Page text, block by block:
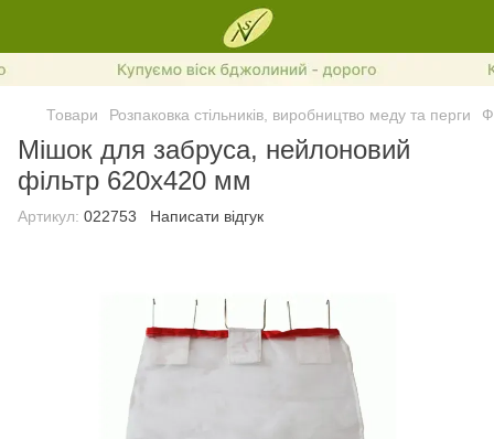
Товари Розпаковка стільників, виробництво меду та перги
Мішок для забруса, нейлоновий
фільтр 620х420 мм
Артикул: 022753 Написати відгук